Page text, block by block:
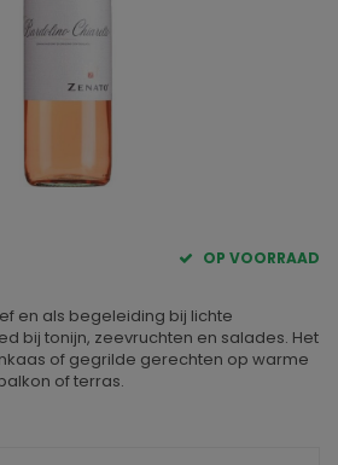
OP VOORRAAD
en als begeleiding bij lichte
bij tonijn, zeevruchten en salades. Het
of gegrilde gerechten op warme
of terras.